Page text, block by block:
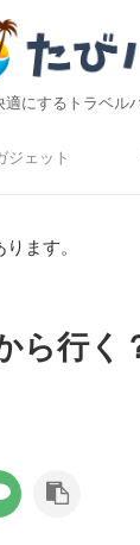
適にするトラベル
ジェット
ます。
ら行く
ケ